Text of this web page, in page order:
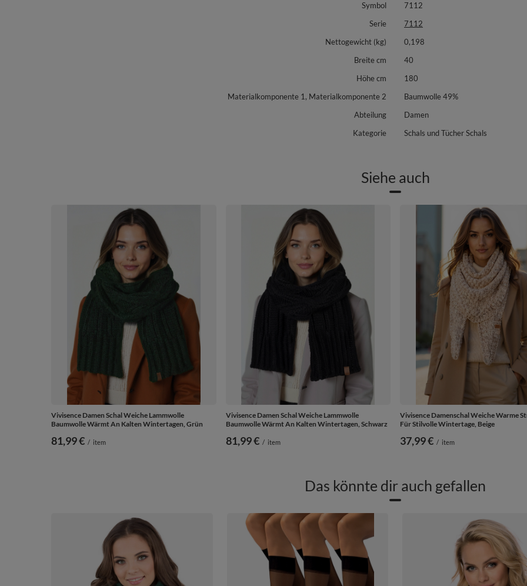
Symbol
7112
Serie
7112
Nettogewicht (kg)
0,198
Breite cm
40
Höhe cm
180
Materialkomponente 1, Materialkomponente 2
Baumwolle 49%
Abteilung
Damen
Kategorie
Schals und Tücher Schals
Siehe auch
Vivisence Damen Schal Weiche Lammwolle
Baumwolle Wärmt An Kalten Wintertagen, Grün
81,99 € / item
Vivisence Damen Schal Weiche Lammwolle
Baumwolle Wärmt An Kalten Wintertagen, Schwarz
81,99 € / item
Vivisence Damenschal Weiche Warme
Für Stilvolle Wintertage, Beige
37,99 € / item
Das könnte dir auch gefallen